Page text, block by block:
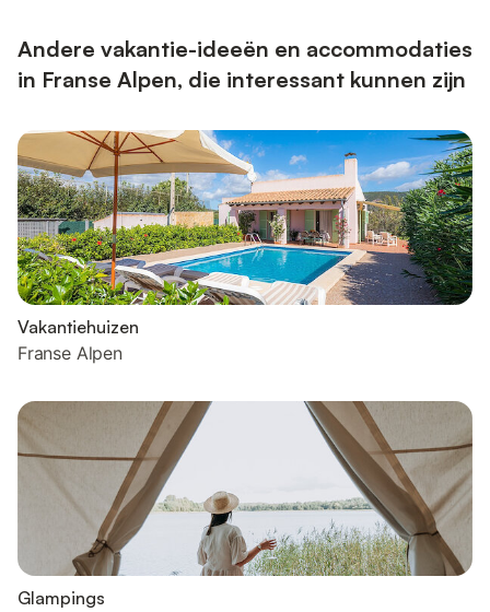
Gasfornuis - Magnetron - Koe...
Andere vakantie-ideeën en accommodaties
in Franse Alpen, die interessant kunnen zijn
Vakantiehuizen
Franse Alpen
Glampings